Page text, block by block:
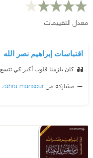
معدل التقييمات
اقتباسات إبراهيم نصر الله
كان يلزمنا قلوب أكبر كي
مشاركة منzahra mansour